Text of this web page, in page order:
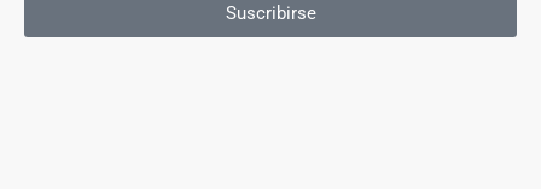
Suscribirse